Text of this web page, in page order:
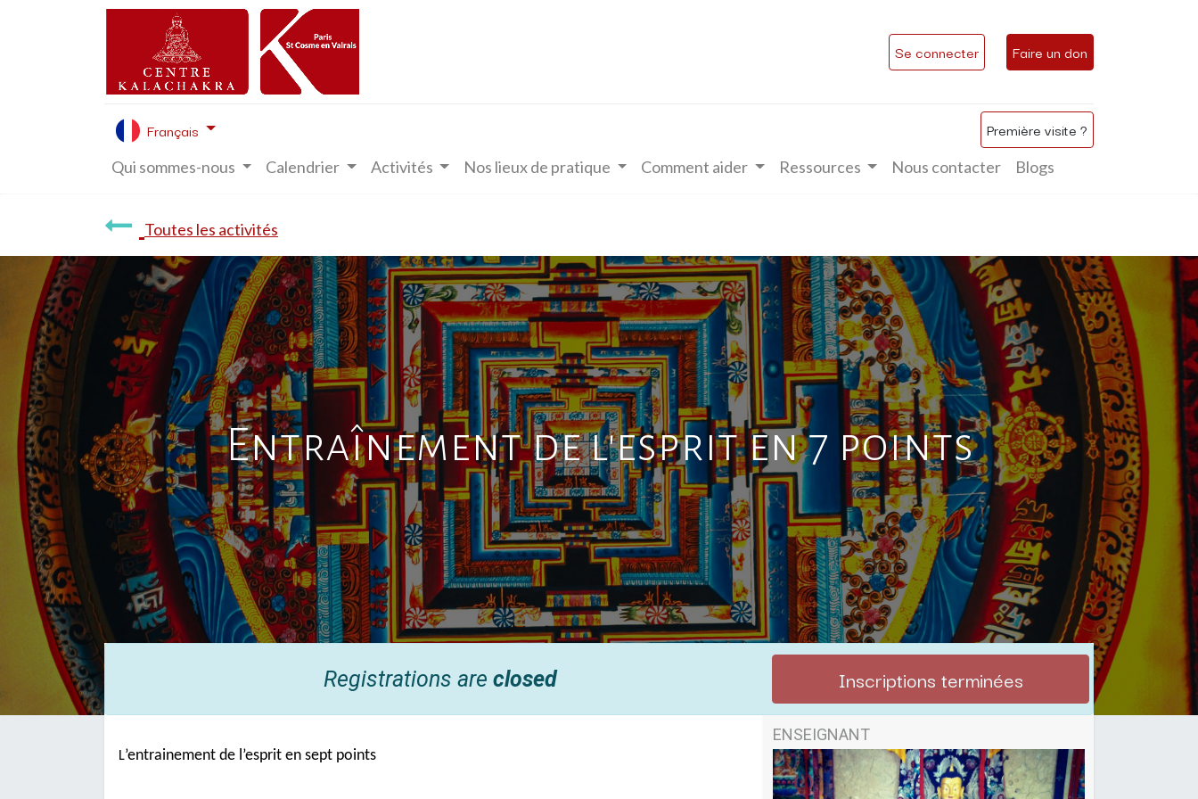
Se connecter Faire un don
Français Première visite ?
Qui sommes-nous Calendrier Activités Nos lieux de pratique Comment aider Ressources Nous contacter Blogs
Toutes les activités
Entraînement de l'esprit en 7 points
Registrations are closed Inscriptions terminées
L’entrainement de l’esprit en sept points
ENSEIGNANT